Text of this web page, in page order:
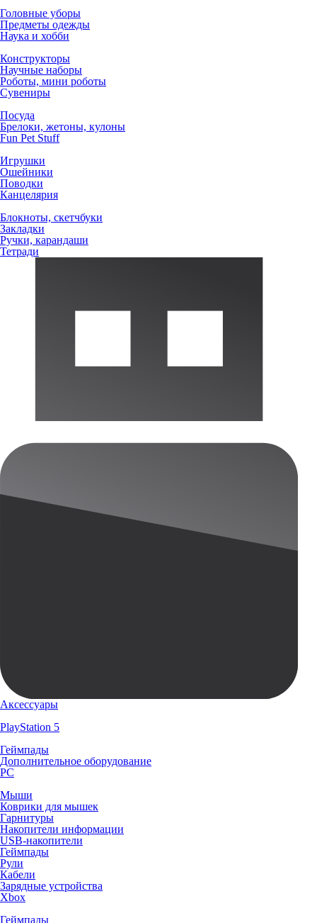
Головные уборы
Предметы одежды
Наука и хобби
Конструкторы
Научные наборы
Роботы, мини роботы
Сувениры
Посуда
Брелоки, жетоны, кулоны
Fun Pet Stuff
Игрушки
Ошейники
Поводки
Канцелярия
Блокноты, скетчбуки
Закладки
Ручки, карандаши
Тетради
Аксессуары
PlayStation 5
Геймпады
Дополнительное оборудование
PC
Мыши
Коврики для мышек
Гарнитуры
Накопители информации
USB-накопители
Геймпады
Рули
Кабели
Зарядные устройства
Xbox
Геймпады